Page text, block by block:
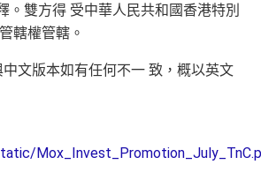
。雙方得 受中華人民共和國香港特別
轄權管轄。
文版本如有任何不一 致，概以英文